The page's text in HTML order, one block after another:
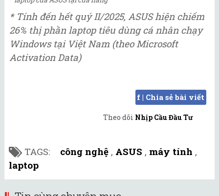
* Tính đến hết quý II/2025, ASUS hiện chiếm
26% thị phần laptop tiêu dùng cá nhân chạy
Windows tại Việt Nam (theo Microsoft
Activation Data)
f | Chia sẻ bài viết
Theo dõi Nhịp Cầu Đầu Tư
TAGS: công nghệ , ASUS , máy tính ,
laptop